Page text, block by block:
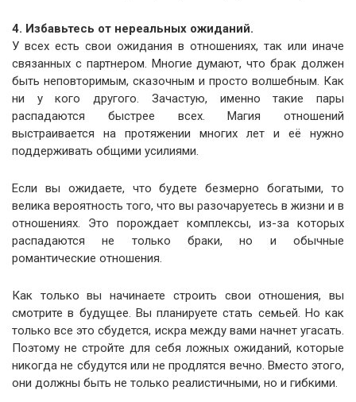
4. Избавьтесь от нереальных ожиданий.
У всех есть свои ожидания в отношениях, так или иначе
связанных с партнером. Многие думают, что брак должен
быть неповторимым, сказочным и просто волшебным. Как
ни у кого другого. Зачастую, именно такие пары
распадаются быстрее всех. Магия отношений
выстраивается на протяжении многих лет и её нужно
поддерживать общими усилиями.
Если вы ожидаете, что будете безмерно богатыми, то
велика вероятность того, что вы разочаруетесь в жизни и в
отношениях. Это порождает комплексы, из-за которых
распадаются не только браки, но и обычные
романтические отношения.
Как только вы начинаете строить свои отношения, вы
смотрите в будущее. Вы планируете стать семьей. Но как
только все это сбудется, искра между вами начнет угасать.
Поэтому не стройте для себя ложных ожиданий, которые
никогда не сбудутся или не продлятся вечно. Вместо этого,
они должны быть не только реалистичными, но и гибкими.